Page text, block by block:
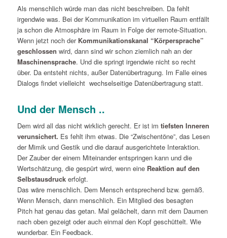
Als menschlich würde man das nicht beschreiben. Da fehlt
irgendwie was. Bei der Kommunikation im virtuellen Raum entfällt
ja schon die Atmosphäre im Raum in Folge der remote-Situation.
Wenn jetzt noch der Kommunikationskanal “Körpersprache”
geschlossen wird, dann sind wir schon ziemlich nah an der
Maschinensprache. Und die springt irgendwie nicht so recht
über. Da entsteht nichts, außer Datenübertragung. Im Falle eines
Dialogs findet vielleicht wechselseitige Datenübertragung statt.
Und der Mensch ..
Dem wird all das nicht wirklich gerecht. Er ist im tiefsten Inneren
verunsichert. Es fehlt ihm etwas. Die “Zwischentöne”, das Lesen
der Mimik und Gestik und die darauf ausgerichtete Interaktion.
Der Zauber der einem Miteinander entspringen kann und die
Wertschätzung, die gespürt wird, wenn eine Reaktion auf den
Selbstausdruckerfolgt.
Das wäre menschlich. Dem Mensch entsprechend bzw. gemäß.
Wenn Mensch, dann menschlich. Ein Mitglied des besagten
Pitch hat genau das getan. Mal gelächelt, dann mit dem Daumen
nach oben gezeigt oder auch einmal den Kopf geschüttelt. Wie
wunderbar. Ein Feedback.